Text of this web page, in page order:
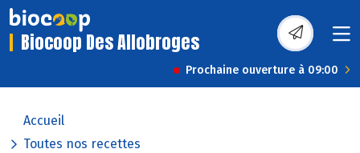
Biocoop Des Allobroges
Prochaine ouverture à 09:00
Accueil
Toutes nos recettes